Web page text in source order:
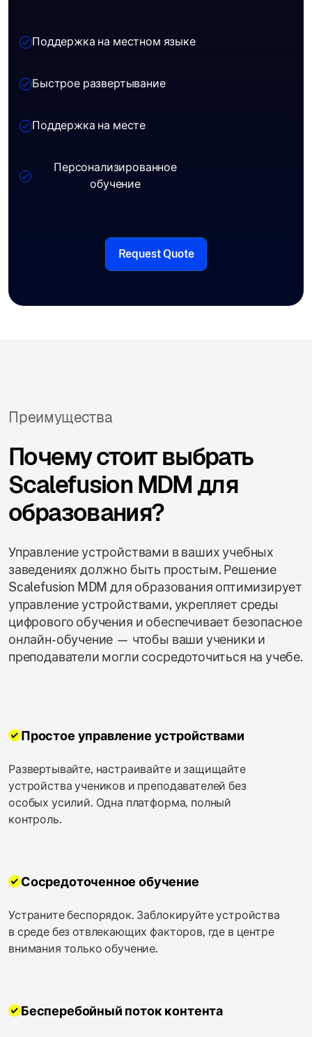
Поддержка на местном языке
Быстрое развертывание
Поддержка на месте
Персонализированное
обучение
Request Quote
Преимущества
Почему стоит выбрать
Scalefusion MDM для
образования?
Управление устройствами в ваших учебных
заведениях должно быть простым. Решение
Scalefusion MDM для образования оптимизирует
управление устройствами, укрепляет среды
цифрового обучения и обеспечивает безопасное
онлайн-обучение — чтобы ваши ученики и
преподаватели могли сосредоточиться на учебе.
Простое управление устройствами
Развертывайте, настраивайте и защищайте
устройства учеников и преподавателей без
особых усилий. Одна платформа, полный
контроль.
Сосредоточенное обучение
Устраните беспорядок. Заблокируйте устройства
в среде без отвлекающих факторов, где в центре
внимания только обучение.
Бесперебойный поток контента